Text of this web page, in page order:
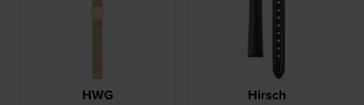
HWG Hirsch